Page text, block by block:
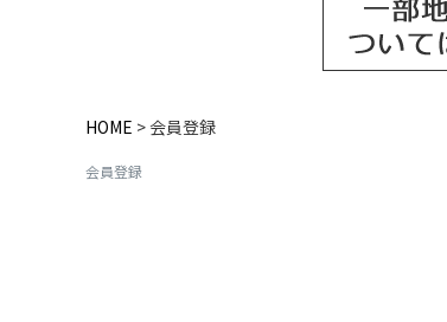
HOME 会員登録
会員登録